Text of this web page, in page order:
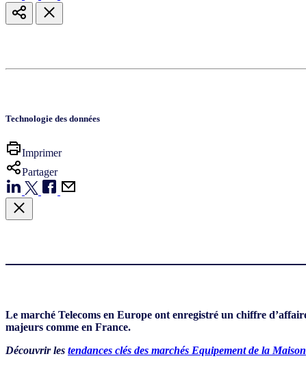
Technologie des données
Imprimer
Partager
Le marché Telecoms en Europe ont enregistré un chiffre
majeurs comme en France.
Découvrir les tendances clés des marchés Equipement de la Maison